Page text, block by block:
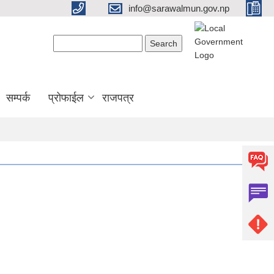
info@sarawalmun.gov.np
सम्पर्क प्रोफाईल राजपत्र